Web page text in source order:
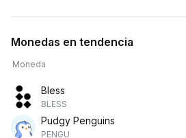
Monedas en tendencia
Moneda
Bless
BLESS
Pudgy Penguins
PENGU